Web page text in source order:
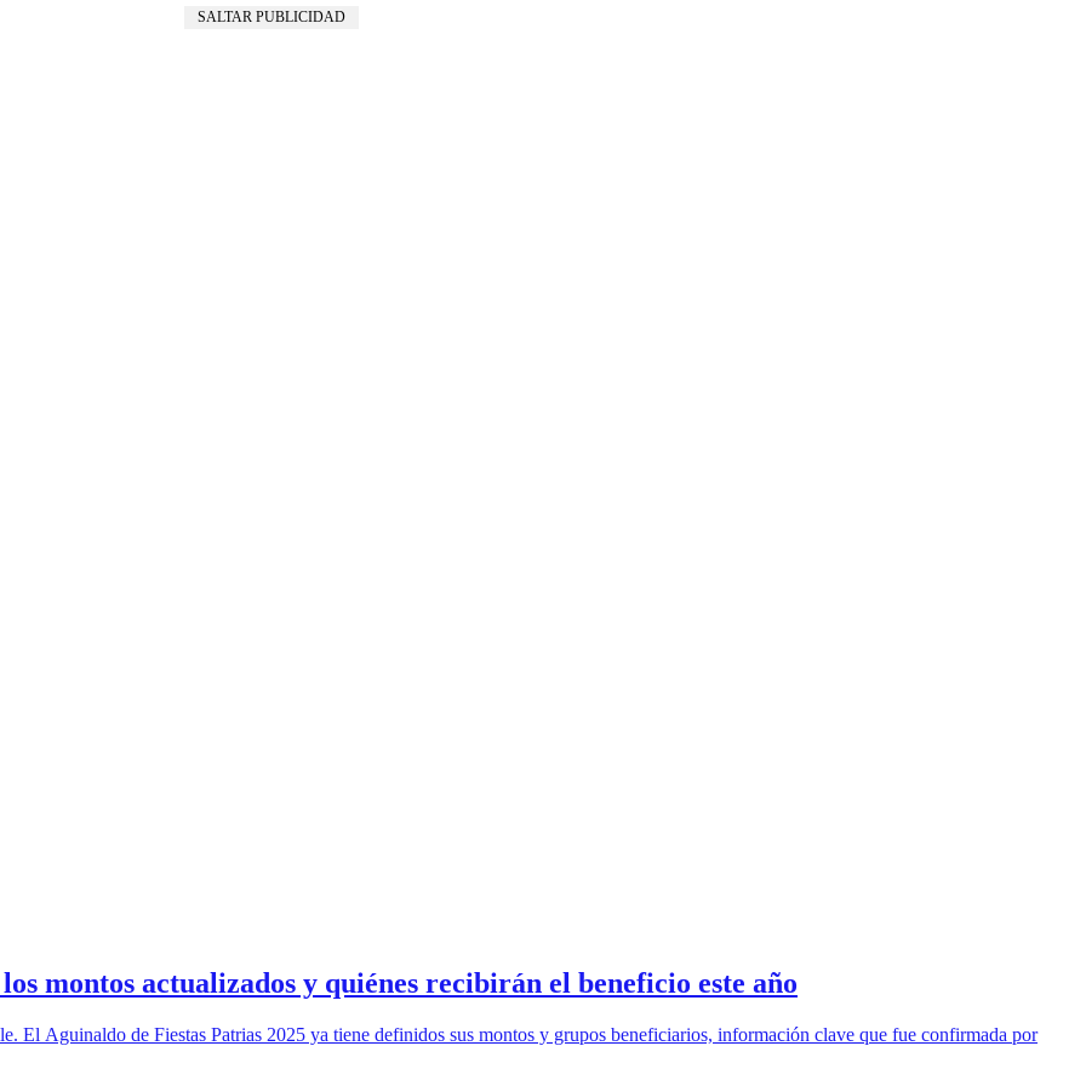
SALTAR PUBLICIDAD
montos actualizados y quiénes recibirán el beneficio este año
El Aguinaldo de Fiestas Patrias 2025 ya tiene definidos sus montos y grupos beneficiarios, información clave que fue confirmada por